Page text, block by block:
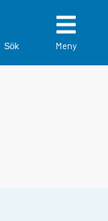
Sök Meny